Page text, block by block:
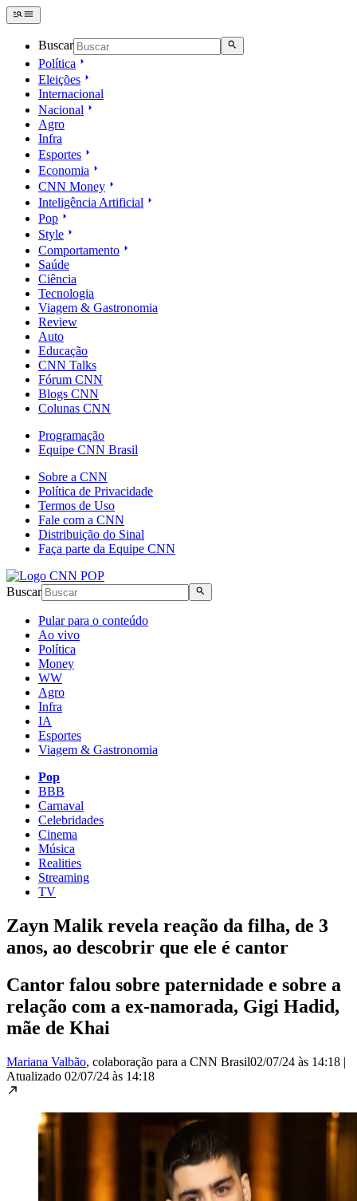
Buscar
Política
Eleições
Internacional
Nacional
Agro
Infra
Esportes
Economia
CNN Money
Inteligência Artificial
Pop
Style
Comportamento
Saúde
Ciência
Tecnologia
Viagem & Gastronomia
Review
Auto
Educação
CNN Talks
Fórum CNN
Blogs CNN
Colunas CNN
Programação
Equipe CNN Brasil
Sobre a CNN
Política de Privacidade
Termos de Uso
Fale com a CNN
Distribuição do Sinal
Faça parte da Equipe CNN
Buscar
Pular para o conteúdo
Ao vivo
Política
Money
WW
Agro
Infra
IA
Esportes
Viagem & Gastronomia
Pop
BBB
Carnaval
Celebridades
Cinema
Música
Realities
Streaming
TV
Zayn Malik revela reação da filha, de 3
anos, ao descobrir que ele é cantor
Cantor falou sobre paternidade e sobre a
relação com a ex-namorada, Gigi Hadid,
mãe de Khai
Mariana Valbão, colaboração para a CNN Brasil02/07/24 às 14:18 |
Atualizado 02/07/24 às 14:18